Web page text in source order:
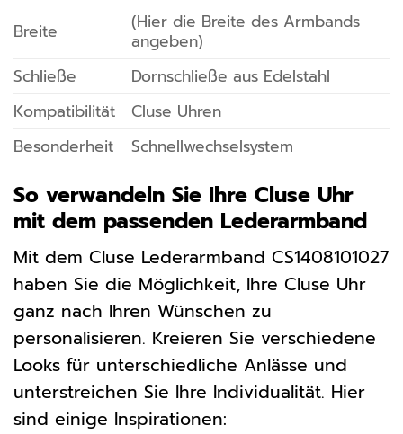
Breite
(Hier die Breite des Armbands
angeben)
Schließe
Dornschließe aus Edelstahl
Kompatibilität
Cluse Uhren
Besonderheit
Schnellwechselsystem
So verwandeln Sie Ihre Cluse Uhr
mit dem passenden Lederarmband
Mit dem Cluse Lederarmband CS1408101027
haben Sie die Möglichkeit, Ihre Cluse Uhr
ganz nach Ihren Wünschen zu
personalisieren. Kreieren Sie verschiedene
Looks für unterschiedliche Anlässe und
unterstreichen Sie Ihre Individualität. Hier
sind einige Inspirationen: